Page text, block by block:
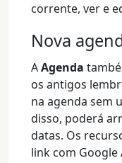
corrente, ver e
Nova
AAgenda
os antigos
na agenda sem
disso, poderá
datas. Os
link com Google